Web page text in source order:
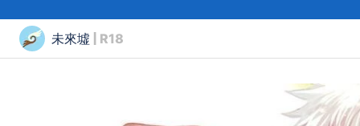
未來墟 | R18